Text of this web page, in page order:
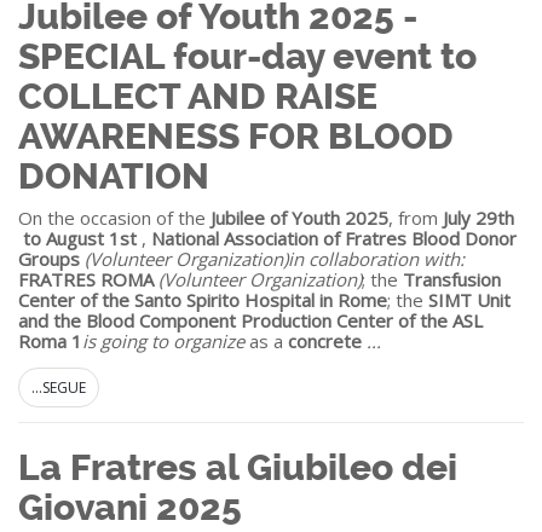
Jubilee of Youth 2025 -
SPECIAL four-day event to
COLLECT AND RAISE
AWARENESS FOR BLOOD
DONATION
On the occasion of the Jubilee of Youth 2025, from July 29th
to August 1st , National Association of Fratres Blood Donor
Groups (Volunteer Organization)in collaboration with:
FRATRES ROMA (Volunteer Organization); the Transfusion
Center of the Santo Spirito Hospital in Rome; the SIMT Unit
and the Blood Component Production Center of the ASL
Roma 1 is going to organizeas a concrete ...
...SEGUE
La Fratres al Giubileo dei
Giovani 2025